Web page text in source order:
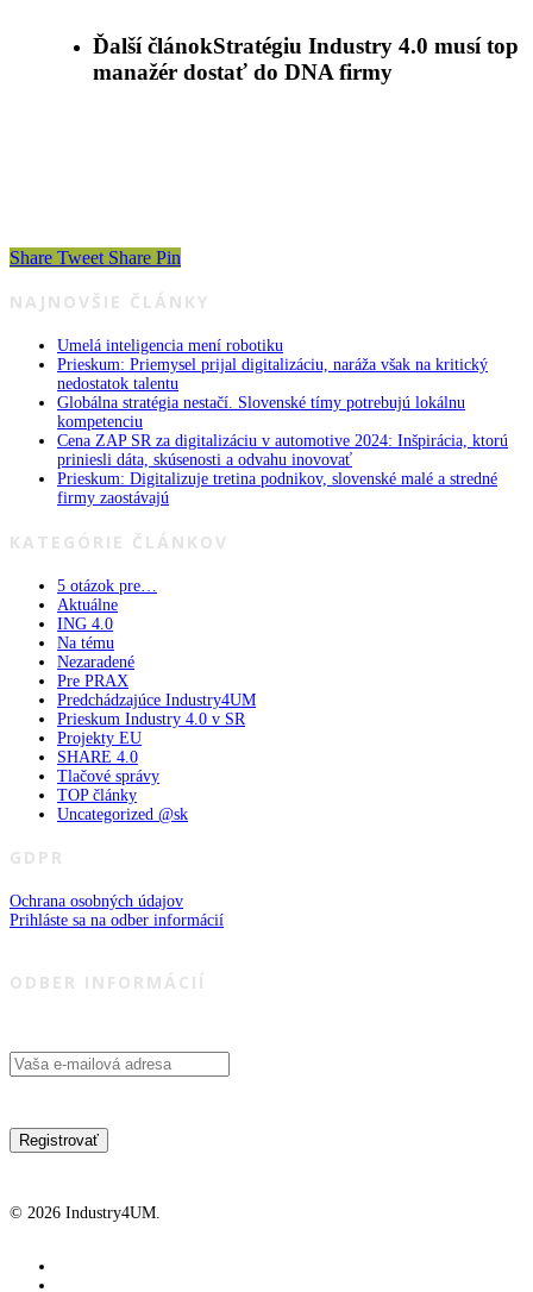
Ďalší článokStratégiu Industry 4.0 musí top
manažér dostať do DNA firmy
Share Tweet Share Pin
NAJNOVŠIE ČLÁNKY
Umelá inteligencia mení robotiku
Prieskum: Priemysel prijal digitalizáciu, naráža však na kritický
nedostatok talentu
Globálna stratégia nestačí. Slovenské tímy potrebujú lokálnu
kompetenciu
Cena ZAP SR za digitalizáciu v automotive 2024: Inšpirácia, ktorú
priniesli dáta, skúsenosti a odvahu inovovať
Prieskum: Digitalizuje tretina podnikov, slovenské malé a stredné
firmy zaostávajú
KATEGÓRIE ČLÁNKOV
5 otázok pre…
Aktuálne
ING 4.0
Na tému
Nezaradené
Pre PRAX
Predchádzajúce Industry4UM
Prieskum Industry 4.0 v SR
Projekty EU
SHARE 4.0
Tlačové správy
TOP články
Uncategorized @sk
GDPR
Ochrana osobných údajov
Prihláste sa na odber informácií
ODBER INFORMÁCIÍ
© 2026 Industry4UM.